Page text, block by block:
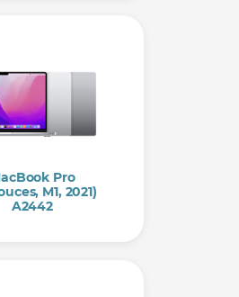
Pro
M1, 2021)
A2442